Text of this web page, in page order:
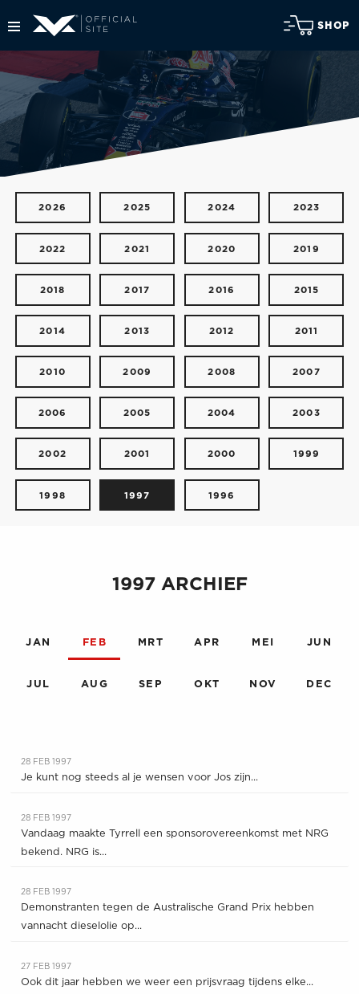
SHOP
2026 2025 2024 2023
2022 2021 2020 2019
2018 2017 2016 2015
2014 2013 2012 2011
2010 2009 2008 2007
2006 2005 2004 2003
2002 2001 2000 1999
1998 1997 1996
1997 ARCHIEF
JAN FEB MRT APR MEI JUN
JUL AUG SEP OKT NOV DEC
28 FEB 1997
Je kunt nog steeds al je wensen voor Jos zijn...
28 FEB 1997
Vandaag maakte Tyrrell een sponsorovereenkomst met NRG
bekend. NRG is...
28 FEB 1997
Demonstranten tegen de Australische Grand Prix hebben
vannacht dieselolie op...
27 FEB 1997
Ook dit jaar hebben we weer een prijsvraag tijdens elke...